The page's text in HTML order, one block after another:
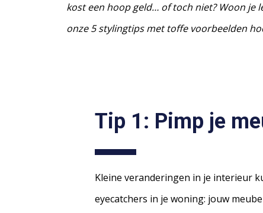
kost een hoop geld… of toch niet? Woon je
onze 5 stylingtips met toffe voorbeelden
Tip 1: Pimp je
Kleine veranderingen in je interieur
eyecatchers in je woning: jouw